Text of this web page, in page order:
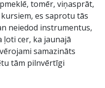
tomēr, viņasprāt,
es saprotu tās
neiedod instrumentus,
ļoti cer, ka jaunajā
samazināts
tām pilnvērtīgi